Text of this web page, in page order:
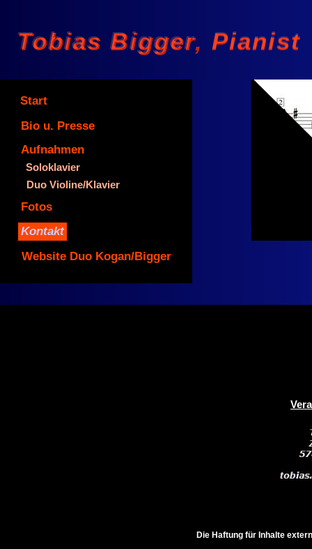
Duo Violine/Klavier
Kontakt
Fotos
Soloklavier
Aufnahmen
Start
Bio u. Presse
Die Haftung für Inhalte
Tobias Bigger Pianist
Tobias Bigger, Pianist
Website Duo Kogan/Bigger